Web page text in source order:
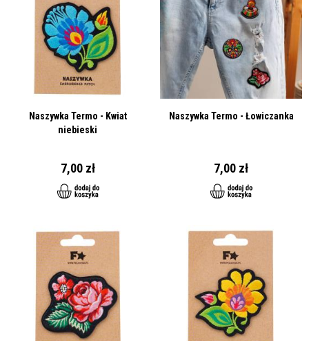
Naszywka Termo - Kwiat
niebieski
7,00 zł
Naszywka Termo - Łowiczanka
7,00 zł